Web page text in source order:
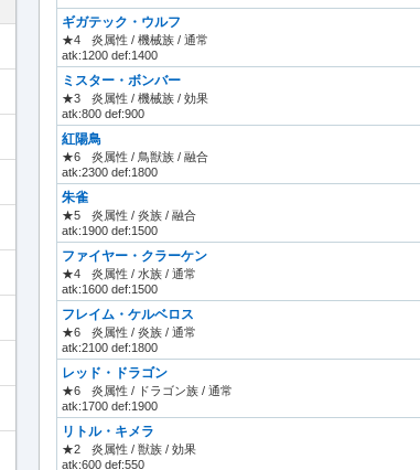
ギガテック・ウルフ
★4
炎属性 / 機械族 / 通常
atk:1200 def:1400
ミスター・ボンバー
★3
炎属性 / 機械族 / 効果
atk:800 def:900
紅陽鳥
★6
炎属性 / 鳥獣族 / 融合
atk:2300 def:1800
朱雀
★5
炎属性 / 炎族 / 融合
atk:1900 def:1500
ファイヤー・クラーケン
★4
炎属性 / 水族 / 通常
atk:1600 def:1500
フレイム・ケルベロス
★6
炎属性 / 炎族 / 通常
atk:2100 def:1800
レッド・ドラゴン
★6
炎属性 / ドラゴン族 / 通常
atk:1700 def:1900
リトル・キメラ
★2
炎属性 / 獣族 / 効果
atk:600 def:550